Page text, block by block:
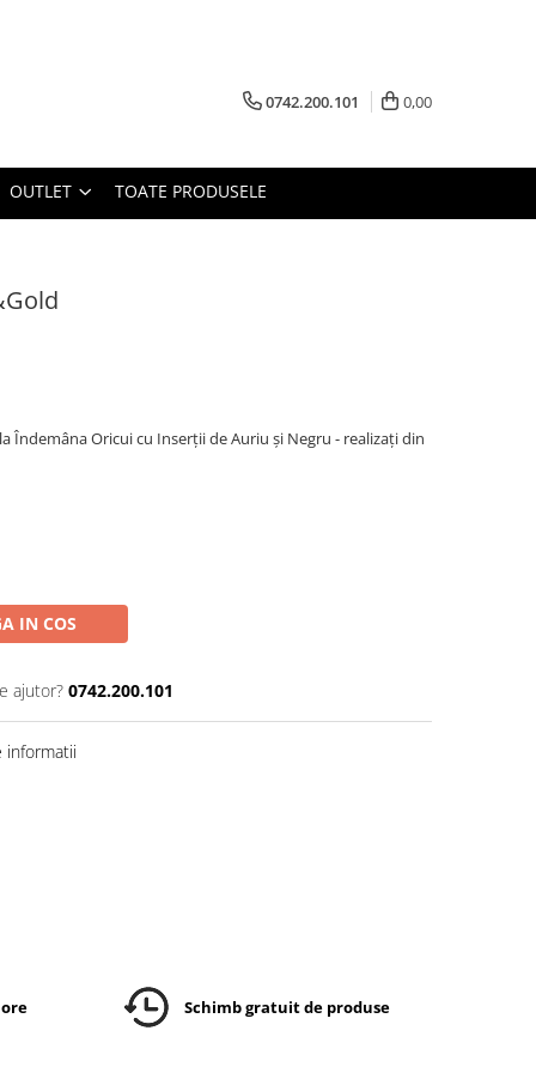
0742.200.101 0,00
OUTLET TOATE PRODUSELE
Îndemâna Oricui cu Inserții de Auriu și Negru - realizați din
IN COS
ajutor? 0742.200.101
informatii
Schimb gratuit de produse